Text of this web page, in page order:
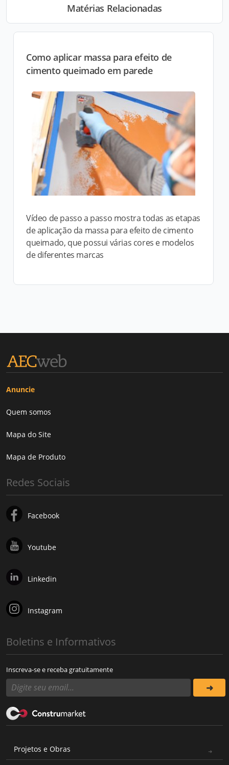
Matérias Relacionadas
Como aplicar massa para efeito de
cimento queimado em parede
Vídeo de passo a passo mostra todas as etapas
de aplicação da massa para efeito de cimento
queimado, que possui várias cores e modelos
de diferentes marcas
Anuncie
Quem somos
Mapa do Site
Mapa de Produto
Redes Sociais
Facebook
Youtube
Linkedin
Instagram
Boletins e Informativos
Inscreva-se e receba gratuitamente
Projetos e Obras